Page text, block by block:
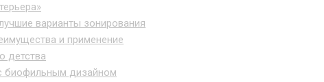
варианты зонирования
и применение
детства
биофильным дизайном